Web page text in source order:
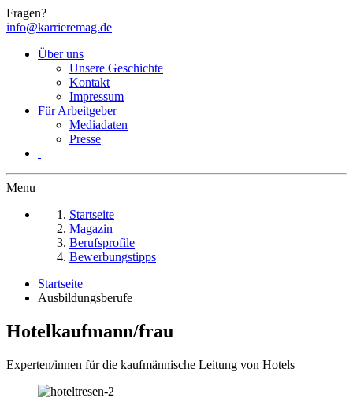
Fragen?
info@karrieremag.de
Über uns
Unsere Geschichte
Kontakt
Impressum
Für Arbeitgeber
Mediadaten
Presse
Menu
Startseite
Magazin
Berufsprofile
Bewerbungstipps
Startseite
Ausbildungsberufe
Hotelkaufmann/frau
Experten/innen für die kaufmännische Leitung von Hotels